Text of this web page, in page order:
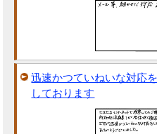
迅速かつていねいな対応
しております